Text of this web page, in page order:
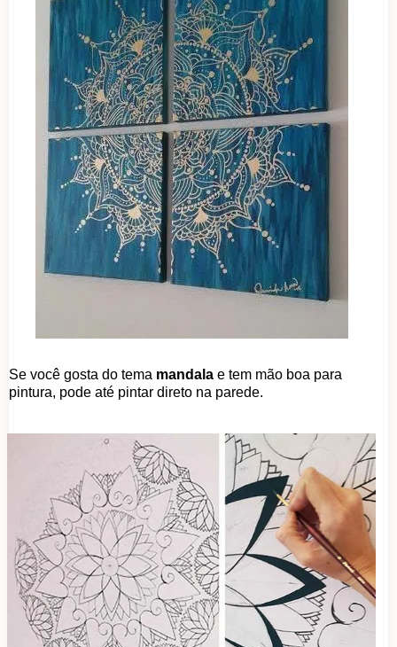
Se você gosta do tema mandala e tem mão boa para
pintura, pode até pintar direto na parede.